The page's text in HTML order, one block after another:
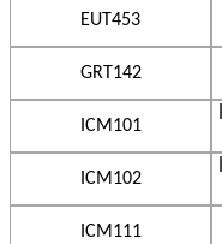
EUT453
GRT142
ICM101
ICM102
ICM111